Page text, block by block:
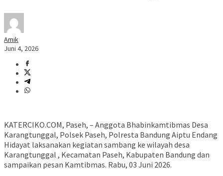
Amik
Juni 4, 2026
KATERCIKO.COM, Paseh, – Anggota Bhabinkamtibmas Desa
Karangtunggal, Polsek Paseh, Polresta Bandung Aiptu Endang
Hidayat laksanakan kegiatan sambang ke wilayah desa
Karangtunggal , Kecamatan Paseh, Kabupaten Bandung dan
sampaikan pesan Kamtibmas. Rabu, 03 Juni 2026.